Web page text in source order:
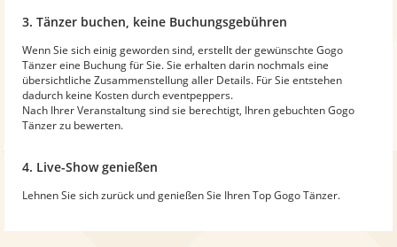
3. Tänzer buchen, keine Buchungsgebühren
Wenn Sie sich einig geworden sind, erstellt der gewünschte Gogo
Tänzer eine Buchung für Sie. Sie erhalten darin nochmals eine
übersichtliche Zusammenstellung aller Details. Für Sie entstehen
dadurch keine Kosten durch eventpeppers.
Nach Ihrer Veranstaltung sind sie berechtigt, Ihren gebuchten Gogo
Tänzer zu bewerten.
4. Live-Show genießen
Lehnen Sie sich zurück und genießen Sie Ihren Top Gogo Tänzer.